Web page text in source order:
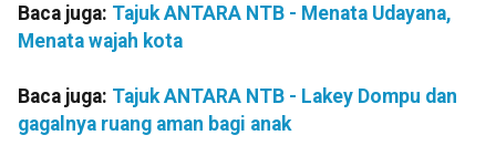
Baca juga: Tajuk ANTARA NTB - Menata Udayana,
Menata wajah kota
Baca juga: Tajuk ANTARA NTB - Lakey Dompu dan
gagalnya ruang aman bagi anak